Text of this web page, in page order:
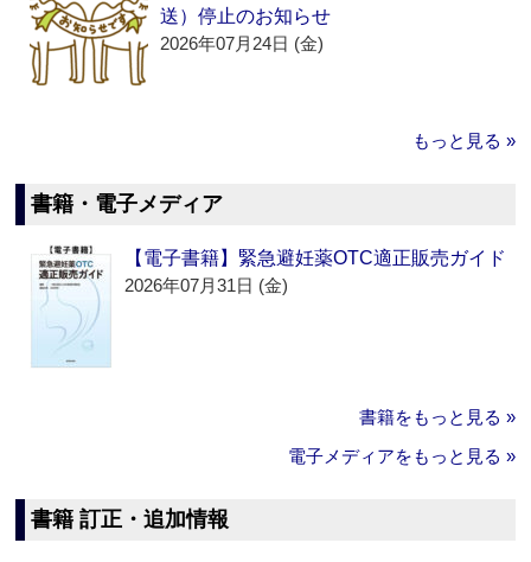
送）停止のお知らせ
2026年07月24日 (金)
もっと見る »
書籍・電子メディア
【電子書籍】緊急避妊薬OTC適正販売ガイド
2026年07月31日 (金)
書籍をもっと見る »
電子メディアをもっと見る »
書籍 訂正・追加情報